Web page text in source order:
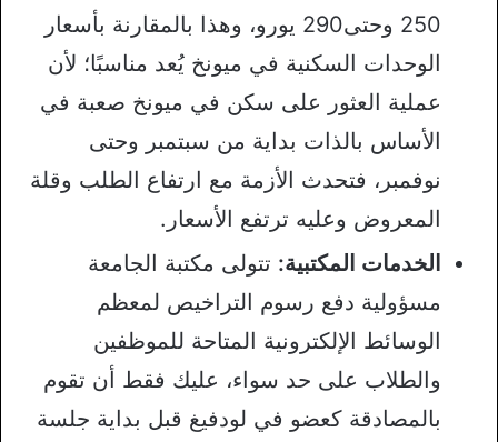
250 وحتى290 يورو، وهذا بالمقارنة بأسعار
الوحدات السكنية في ميونخ يُعد مناسبًا؛ لأن
عملية العثور على سكن في ميونخ صعبة في
الأساس بالذات بداية من سبتمبر وحتى
نوفمبر، فتحدث الأزمة مع ارتفاع الطلب وقلة
المعروض وعليه ترتفع الأسعار.
الخدمات المكتبية: تتولى مكتبة الجامعة
مسؤولية دفع رسوم التراخيص لمعظم
الوسائط الإلكترونية المتاحة للموظفين
والطلاب على حد سواء، عليك فقط أن تقوم
بالمصادقة كعضو في لودفيغ قبل بداية جلسة